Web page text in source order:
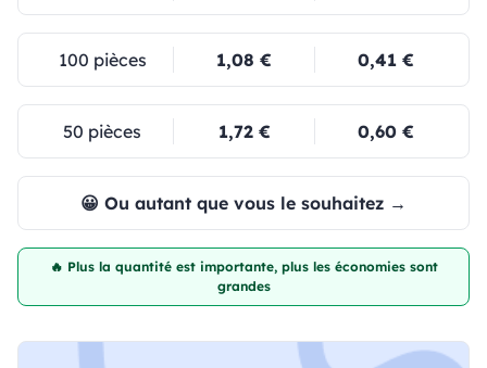
100 pièces 1,08 € 0,41 €
50 pièces 1,72 € 0,60 €
😀 Ou autant que vous le souhaitez →
🔥 Plus la quantité est importante, plus les économies sont
grandes